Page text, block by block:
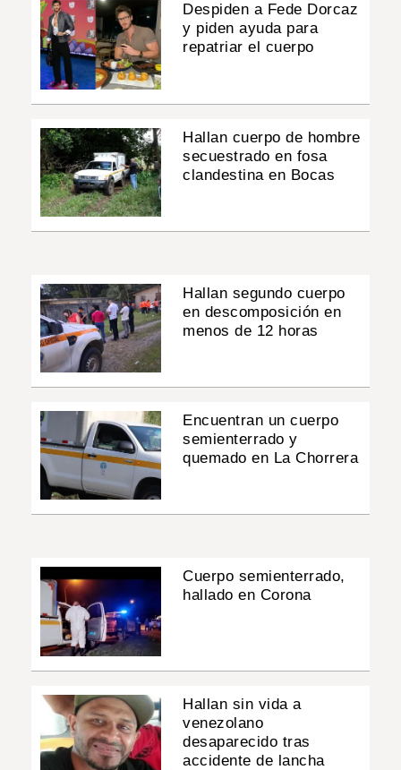
Despiden a Fede Dorcaz
y piden ayuda para
repatriar el cuerpo
Hallan cuerpo de hombre
secuestrado en fosa
clandestina en Bocas
Hallan segundo cuerpo
en descomposición en
menos de 12 horas
Encuentran un cuerpo
semienterrado y
quemado en La Chorrera
Cuerpo semienterrado,
hallado en Corona
Hallan sin vida a
venezolano
desaparecido tras
accidente de lancha